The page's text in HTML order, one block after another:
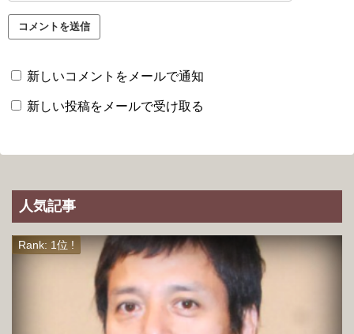
新しいコメントをメールで通知
新しい投稿をメールで受け取る
人気記事